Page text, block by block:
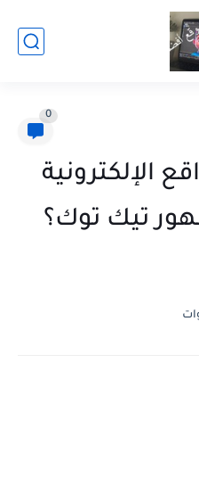
0
الإلكترونية
تيك توك؟